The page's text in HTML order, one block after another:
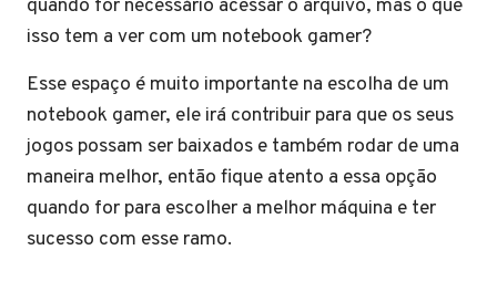
quando for necessário acessar o arquivo, mas o que
isso tem a ver com um notebook gamer?
Esse espaço é muito importante na escolha de um
notebook gamer, ele irá contribuir para que os seus
jogos possam ser baixados e também rodar de uma
maneira melhor, então fique atento a essa opção
quando for para escolher a melhor máquina e ter
sucesso com esse ramo.